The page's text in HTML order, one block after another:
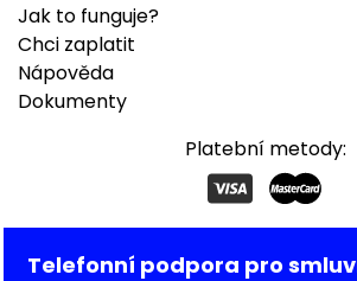
Jak to funguje?
Chci zaplatit
Nápověda
Dokumenty
Platební metody:
Telefonní podpora pro